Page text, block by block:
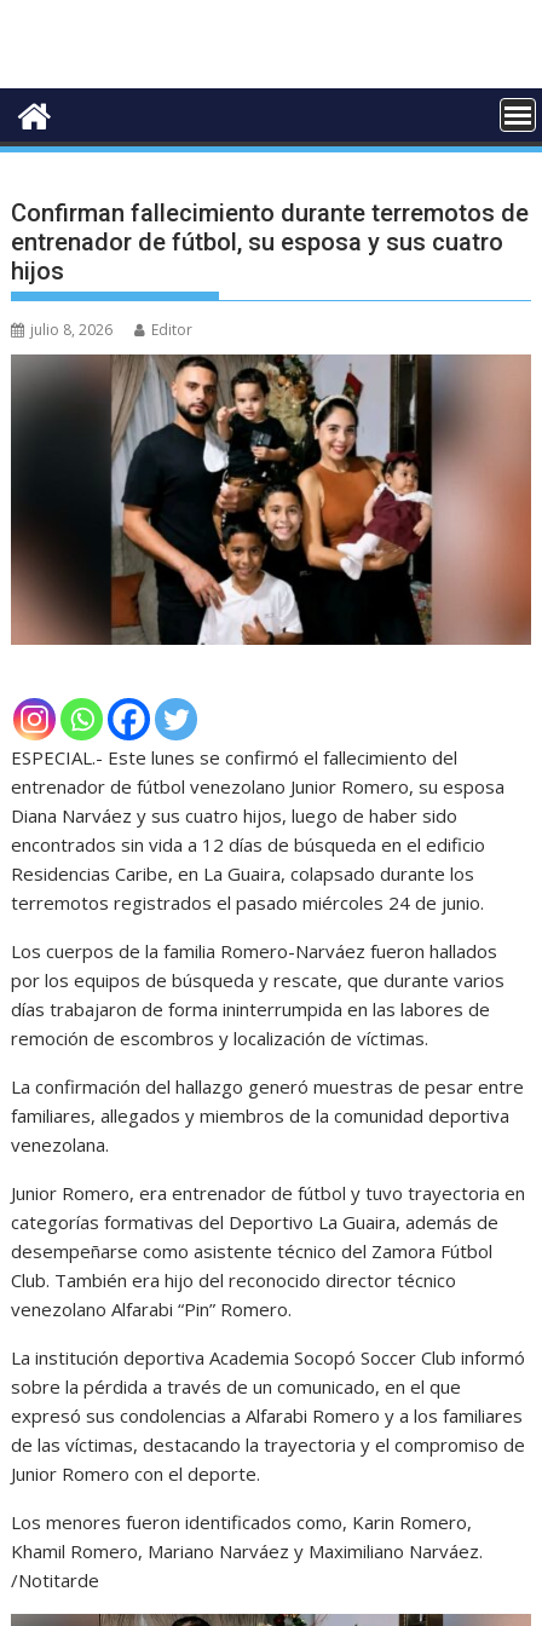
Confirman fallecimiento durante terremotos de
entrenador de fútbol, su esposa y sus cuatro
hijos
julio 8, 2026 Editor
ESPECIAL.- Este lunes se confirmó el fallecimiento del
entrenador de fútbol venezolano Junior Romero, su esposa
Diana Narváez y sus cuatro hijos, luego de haber sido
encontrados sin vida a 12 días de búsqueda en el edificio
Residencias Caribe, en La Guaira, colapsado durante los
terremotos registrados el pasado miércoles 24 de junio.
Los cuerpos de la familia Romero-Narváez fueron hallados
por los equipos de búsqueda y rescate, que durante varios
días trabajaron de forma ininterrumpida en las labores de
remoción de escombros y localización de víctimas.
La confirmación del hallazgo generó muestras de pesar entre
familiares, allegados y miembros de la comunidad deportiva
venezolana.
Junior Romero, era entrenador de fútbol y tuvo trayectoria en
categorías formativas del Deportivo La Guaira, además de
desempeñarse como asistente técnico del Zamora Fútbol
Club. También era hijo del reconocido director técnico
venezolano Alfarabi “Pin” Romero.
La institución deportiva Academia Socopó Soccer Club informó
sobre la pérdida a través de un comunicado, en el que
expresó sus condolencias a Alfarabi Romero y a los familiares
de las víctimas, destacando la trayectoria y el compromiso de
Junior Romero con el deporte.
Los menores fueron identificados como, Karin Romero,
Khamil Romero, Mariano Narváez y Maximiliano Narváez.
/Notitarde